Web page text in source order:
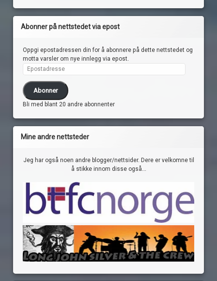
Abonner på nettstedet via epost
Oppgi epostadressen din for å abonnere på dette nettstedet og
motta varsler om nye innlegg via epost.
Epostadresse
Abonner
Bli med blant 20 andre abonnenter
Mine andre nettsteder
Jeg har også noen andre blogger/nettsider. Dere er velkomne til
å stikke innom disse også...